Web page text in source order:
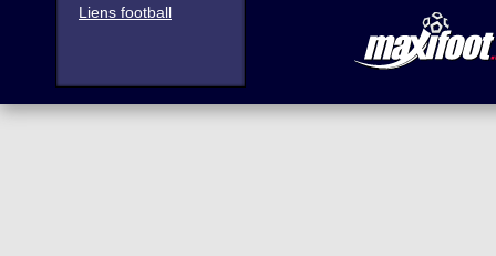
Liens football